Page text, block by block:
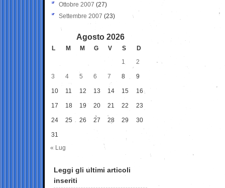
Ottobre 2007 (27)
Settembre 2007 (23)
Agosto 2026
L M M G V S
D
1
2
3 4 5 6 7 8 9
10 11 12 13 14 15 16
17 18 19 20 21 22 23
24 25 26 27 28 29 30
31
« Lug
Leggi gli ultimi articoli
inseriti